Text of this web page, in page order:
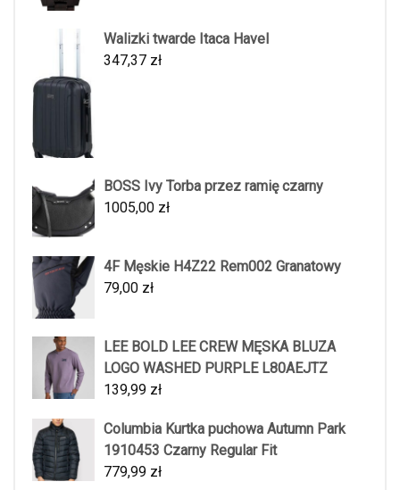
Walizki twarde Itaca Havel
347,37 zł
BOSS Ivy Torba przez ramię czarny
1005,00 zł
4F Męskie H4Z22 Rem002 Granatowy
79,00 zł
LEE BOLD LEE CREW MĘSKA BLUZA
LOGO WASHED PURPLE L80AEJTZ
139,99 zł
Columbia Kurtka puchowa Autumn Park
1910453 Czarny Regular Fit
779,99 zł